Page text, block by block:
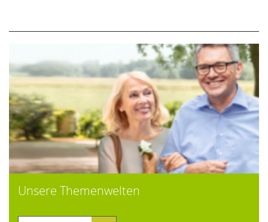
Unsere Themenwelten